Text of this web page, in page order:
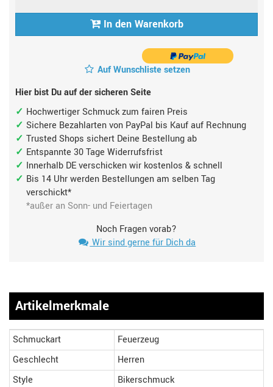
In den Warenkorb
Auf Wunschliste setzen
Hier bist Du auf der sicheren Seite
Hochwertiger Schmuck zum fairen Preis
Sichere Bezahlarten von PayPal bis Kauf auf Rechnung
Trusted Shops sichert Deine Bestellung ab
Entspannte 30 Tage Widerrufsfrist
Innerhalb DE verschicken wir kostenlos & schnell
Bis 14 Uhr werden Bestellungen am selben Tag
verschickt*
*außer an Sonn- und Feiertagen
Noch Fragen vorab?
Wir sind gerne für Dich da
Artikelmerkmale
Schmuckart
Feuerzeug
Geschlecht
Herren
Style
Bikerschmuck